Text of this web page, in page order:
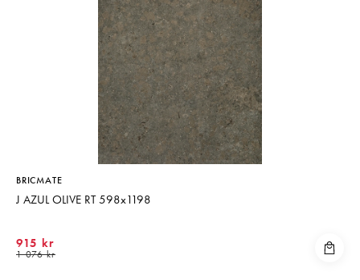
BRICMATE
J AZUL OLIVE RT 598x1198
915 kr
1 076 kr